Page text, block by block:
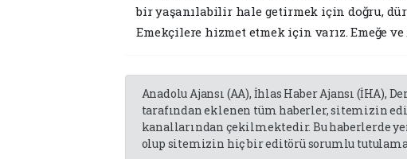
bir yaşanılabilir hale getirmek için doğru,
Emekçilere hizmet etmek için varız. Emeğe ve
Anadolu Ajansı (AA), İhlas Haber Ajansı (İHA),
tarafından eklenen tüm haberler, sitemizin
kanallarından çekilmektedir. Bu haberlerde
olup sitemizin hiç bir editörü sorumlu